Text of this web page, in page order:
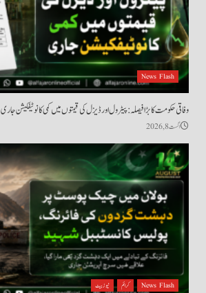
News Flash
وفاقی حکومت کا بڑا فیصلہ: پیٹرول اور ڈیزل کی قیمتوں میں کمی کا نوٹیفکیشن جاری
اگست 8, 2026
News Flash کرائم نیوز بیٹ